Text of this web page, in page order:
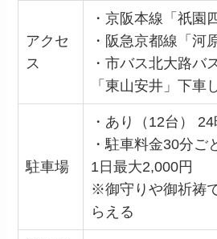
アクセ
ス
・京阪本線「祇園
・阪急京都線「河
・市バス北大路バ
「東山安井」下車
駐車場
・あり（12台） 24
・駐車料金30分ご
1日最大2,000円
※御守りや御祈祷
らえる